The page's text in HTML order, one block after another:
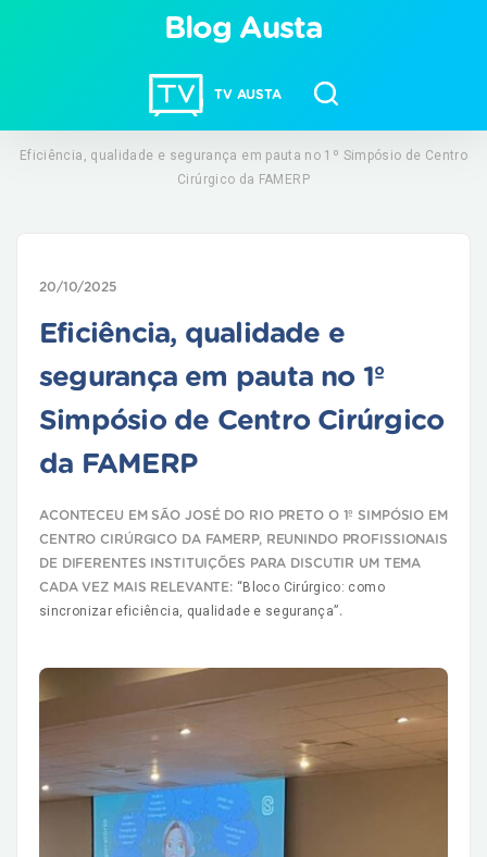
TV AUSTA
Blog Austa
Eficiência, qualidade e segurança em pauta no 1º Simpósio de Centro
Cirúrgico da FAMERP
20/10/2025
Eficiência, qualidade e
segurança em pauta no 1º
Simpósio de Centro Cirúrgico
da FAMERP
ACONTECEU EM SÃO JOSÉ DO RIO PRETO O 1º SIMPÓSIO EM
CENTRO CIRÚRGICO DA FAMERP, REUNINDO PROFISSIONAIS
DE DIFERENTES INSTITUIÇÕES PARA DISCUTIR UM TEMA
CADA VEZ MAIS RELEVANTE: “Bloco Cirúrgico: como
sincronizar eficiência, qualidade e segurança”.